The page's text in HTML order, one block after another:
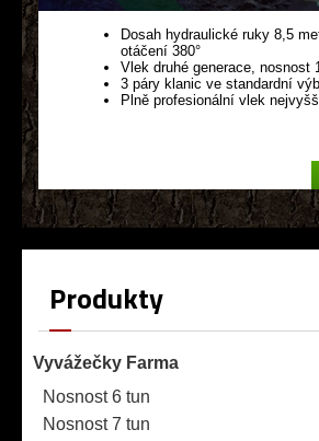
Dosah hydraulické ruky 8,5
otáčení 380°
Vlek druhé generace, nosnost
3 páry klanic ve standardní
Plně profesionální vlek
Produkty
Vyvážečky Farma
Nosnost 6 tun
Nosnost 7 tun